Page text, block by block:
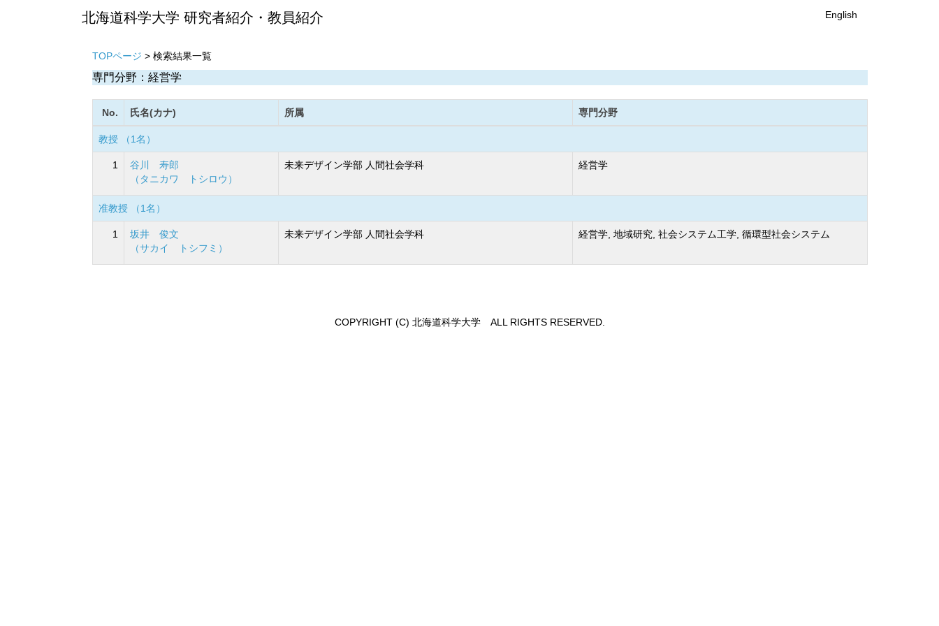
北海道科学大学 研究者紹介・教員紹介 English
TOPページ > 検索結果一覧
専門分野：経営学
No. 氏名(カナ) 所属 専門分野
教授 （1名）
1
谷川 寿郎
（タニカワ トシロウ）
未来デザイン学部 人間社会学科 経営学
准教授 （1名）
1
坂井 俊文
（サカイ トシフミ）
未来デザイン学部 人間社会学科 経営学, 地域研究, 社会システム工学, 循環型社会システム
COPYRIGHT (C) 北海道科学大学 ALL RIGHTS RESERVED.